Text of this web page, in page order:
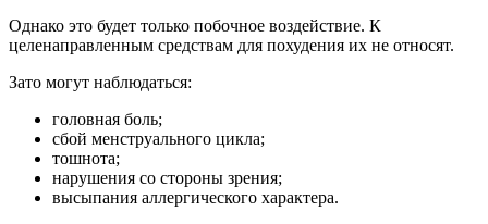
Однако это будет только побочное воздействие. К
целенаправленным средствам для похудения их не относят.
Зато могут наблюдаться:
головная боль;
сбой менструального цикла;
тошнота;
нарушения со стороны зрения;
высыпания аллергического характера.